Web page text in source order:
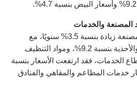
المصنعة والخدمات
سجلت أسعار المواد المصنعة زيادة بنسبة 3.5% سنويًا، مع
ارتفاع أسعار الملابس والأحذية بنسبة 9.2%، ومواد التنظيف
في قطاع الخدمات، فقد ارتفعت الأسعار بنسبة
خدمات المطاعم والمقاهي والفنادق